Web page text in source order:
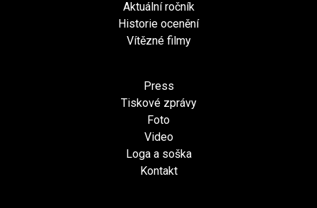
Aktuální ročník
Historie ocenění
Vítězné filmy
Press
Tiskové zprávy
Foto
Video
Loga a soška
Kontakt